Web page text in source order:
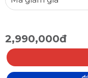
2,990,000đ